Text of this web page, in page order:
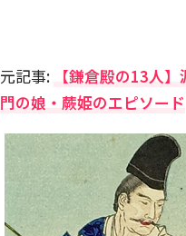
元記事: 【鎌倉殿の13人
門の娘・蕨姫のエピソード